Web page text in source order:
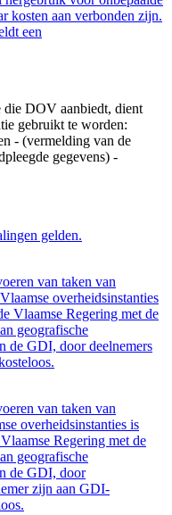
kosten aan verbonden zijn.
een
DOV aanbiedt, dient
gebruikt te worden:
- (vermelding van de
gegevens) -
gelden.
van taken van
overheidsinstanties
Vlaamse Regering met de
geografische
de GDI, door deelnemers
van taken van
overheidsinstanties is
Regering met de
geografische
de GDI, door
zijn aan GDI-